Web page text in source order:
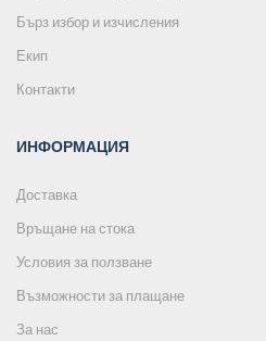
Бърз избор и изчисления
Екип
Контакти
ИНФОРМАЦИЯ
Доставка
Връщане на стока
Условия за ползване
Възможности за плащане
За нас